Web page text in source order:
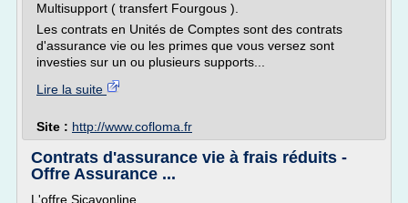
Multisupport ( transfert Fourgous ).
Les contrats en Unités de Comptes sont des contrats
d'assurance vie ou les primes que vous versez sont
investies sur un ou plusieurs supports...
Lire la suite
Site : http://www.cofloma.fr
Contrats d'assurance vie à frais réduits -
Offre Assurance ...
L'offre Sicavonline